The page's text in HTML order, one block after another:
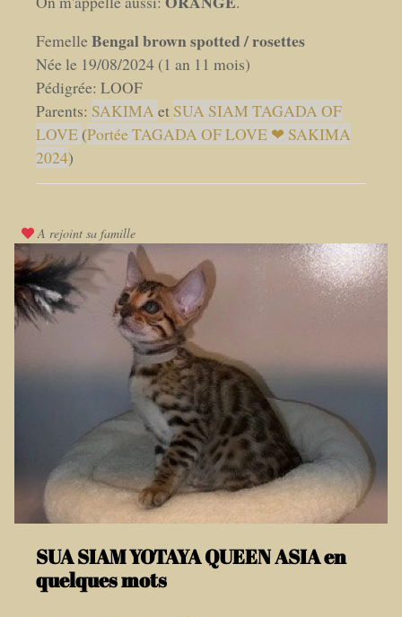
FemelleBengal brown spotted / rosettes
Née le 19/08/2024 (1 an 11 mois)
Pédigrée: LOOF
Parents: SAKIMA et SUA SIAM TAGADA OF
LOVE (Portée TAGADA OF LOVE ❤ SAKIMA
2024)
A rejoint sa famille
SUA SIAM YOTAYA QUEEN ASIA en
quelques mots